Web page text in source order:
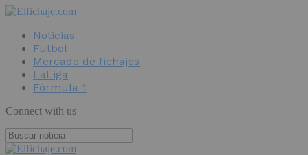
Noticias
Fútbol
Mercado de fichajes
LaLiga
Fórmula 1
Connect with us